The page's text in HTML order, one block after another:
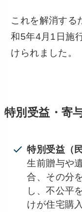
これを解消する
和5年4月1日施
けられました。
特別受益・寄
特別受益（
生前贈与や
合、その分
し、不公平
けが住宅購